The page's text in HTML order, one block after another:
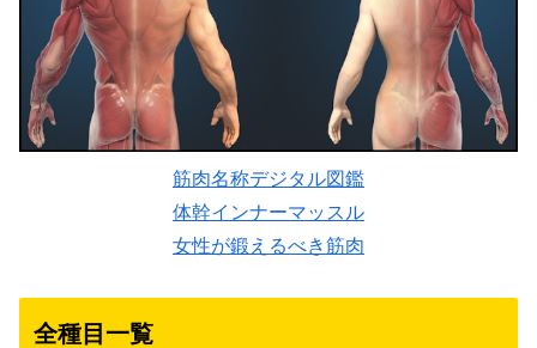
筋肉名称デジタル図鑑
体幹インナーマッスル
女性が鍛えるべき筋肉
全種目一覧